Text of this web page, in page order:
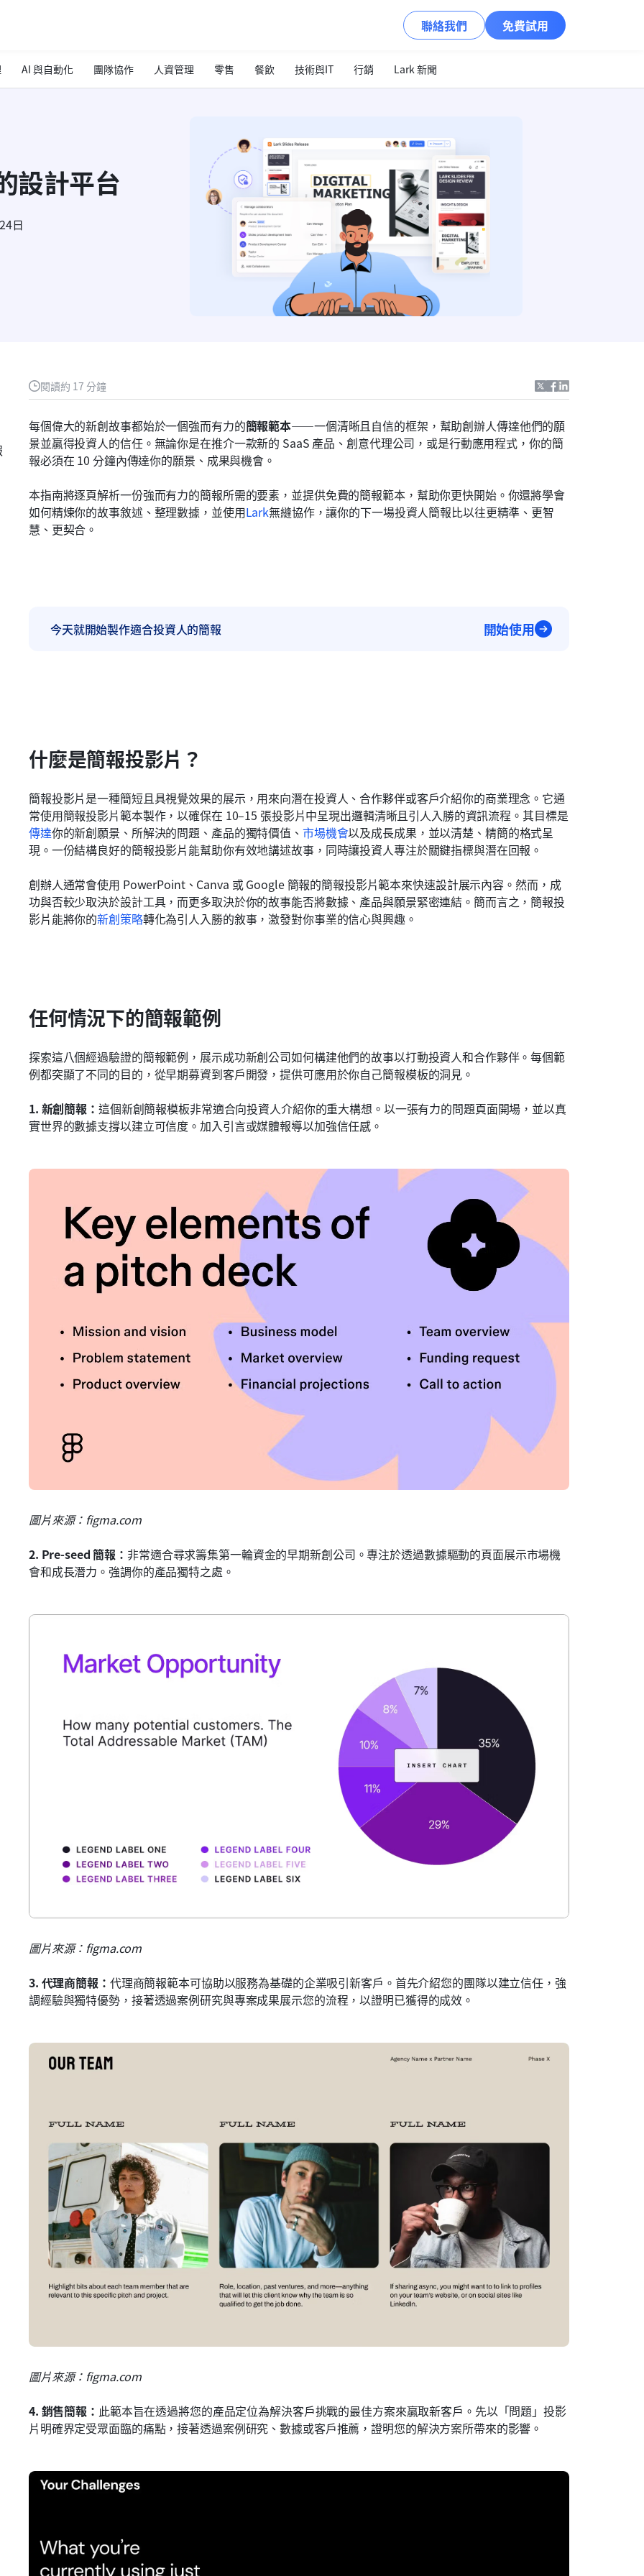
聯絡我們 免費試用
AI 與自動化 團隊協作 人資管理 零售 餐飲 技術與IT 行銷 Lark 新聞
設計平台
日
閱讀約 17 分鐘
每個偉大的新創故事都始於一個強而有力的簡報範本——一個清晰且自信的框架，幫助創辦人傳達他們的願
景並贏得投資人的信任。無論你是在推介一款新的 SaaS 產品、創意代理公司，或是行動應用程式，你的簡
報必須在 10 分鐘內傳達你的願景、成果與機會。
本指南將逐頁解析一份強而有力的簡報所需的要素，並提供免費的簡報範本，幫助你更快開始。你還將學會
如何精煉你的故事敘述、整理數據，並使用Lark無縫協作，讓你的下一場投資人簡報比以往更精準、更智
慧、更契合。
今天就開始製作適合投資人的簡報 開始使用
什麼是簡報投影片？
簡報投影片是一種簡短且具視覺效果的展示，用來向潛在投資人、合作夥伴或客戶介紹你的商業理念。它通
常使用簡報投影片範本製作，以確保在 10–15 張投影片中呈現出邏輯清晰且引人入勝的資訊流程。其目標是
傳達你的新創願景、所解決的問題、產品的獨特價值、 市場機會以及成長成果，並以清楚、精簡的格式呈
現。一份結構良好的簡報投影片能幫助你有效地講述故事，同時讓投資人專注於關鍵指標與潛在回報。
創辦人通常會使用 PowerPoint、Canva 或 Google 簡報的簡報投影片範本來快速設計展示內容。然而，成
功與否較少取決於設計工具，而更多取決於你的故事能否將數據、產品與願景緊密連結。簡而言之，簡報投
影片能將你的新創策略轉化為引人入勝的敘事，激發對你事業的信心與興趣。
任何情況下的簡報範例
探索這八個經過驗證的簡報範例，展示成功新創公司如何構建他們的故事以打動投資人和合作夥伴。每個範
例都突顯了不同的目的，從早期募資到客戶開發，提供可應用於你自己簡報模板的洞見。
1. 新創簡報： 這個新創簡報模板非常適合向投資人介紹你的重大構想。以一張有力的問題頁面開場，並以真
實世界的數據支撐以建立可信度。加入引言或媒體報導以加強信任感。
圖片來源：figma.com
2. Pre-seed 簡報： 非常適合尋求籌集第一輪資金的早期新創公司。專注於透過數據驅動的頁面展示市場機
會和成長潛力。強調你的產品獨特之處。
圖片來源：figma.com
3. 代理商簡報： 代理商簡報範本可協助以服務為基礎的企業吸引新客戶。首先介紹您的團隊以建立信任，強
調經驗與獨特優勢，接著透過案例研究與專案成果展示您的流程，以證明已獲得的成效。
圖片來源：figma.com
4. 銷售簡報： 此範本旨在透過將您的產品定位為解決客戶挑戰的最佳方案來贏取新客戶。先以「問題」投影
片明確界定受眾面臨的痛點，接著透過案例研究、數據或客戶推薦，證明您的解決方案所帶來的影響。